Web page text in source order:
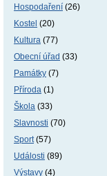
Hospodaření (26)
Kostel (20)
Kultura (77)
Obecní úřad (33)
Památky (7)
Příroda (1)
Škola (33)
Slavnosti (70)
Sport(57)
Události (89)
Výstavy (4)